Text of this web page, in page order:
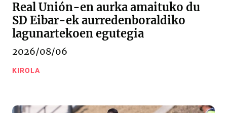
Real Unión-en aurka amaituko du
SD Eibar-ek aurredenboraldiko
lagunartekoen egutegia
2026/08/06
KIROLA